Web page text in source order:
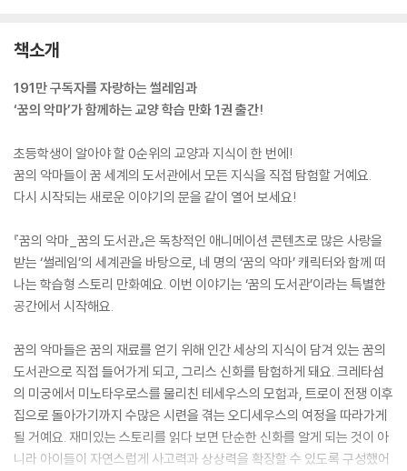
책소개
191만 구독자를 자랑하는 썰레임과
‘꿈의 악마’가 함께하는 교양 학습 만화 1권 출간!
초등학생이 알아야 할 0순위의 교양과 지식이 한 번에!
꿈의 악마들이 꿈 세계의 도서관에서 모든 지식을 직접 탐험할 거예요.
다시 시작되는 새로운 이야기의 문을 같이 열어 보세요!
『꿈의 악마_꿈의 도서관』은 독창적인 애니메이션 콘텐츠로 많은 사랑을
받는 ‘썰레임’의 세계관을 바탕으로, 네 명의 ‘꿈의 악마’ 캐릭터와 함께 떠
나는 학습형 스토리 만화예요. 이번 이야기는 ‘꿈의 도서관’이라는 특별한
공간에서 시작해요.
꿈의 악마들은 꿈의 재료를 얻기 위해 인간 세상의 지식이 담겨 있는 꿈의
도서관으로 직접 들어가게 되고, 그리스 신화를 탐험하게 돼요. 크레타섬
의 미궁에서 미노타우로스를 물리친 테세우스의 모험과, 트로이 전쟁 이후
집으로 돌아가기까지 수많은 시련을 겪는 오디세우스의 여정을 따라가게
될 거예요. 재미있는 스토리를 읽다 보면 단순한 신화를 알게 되는 것이 아
니라 아이들이 자연스럽게 사고력과 상상력을 확장할 수 있도록 구성했어